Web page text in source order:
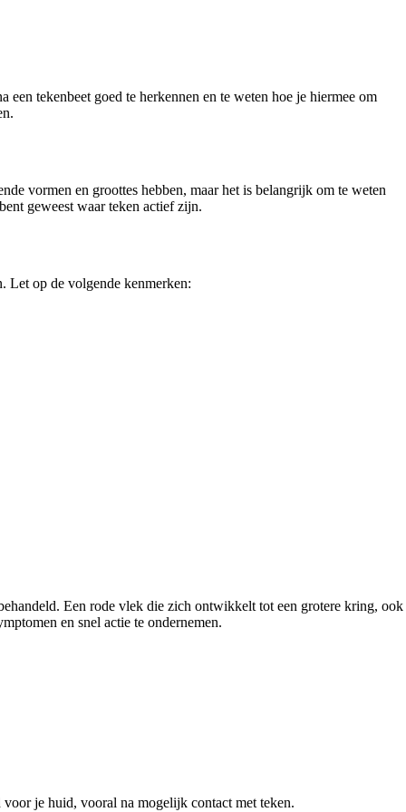
tekenbeet goed te herkennen en te weten hoe je hiermee om
vormen en groottes hebben, maar het is belangrijk om te weten
geweest waar teken actief zijn.
Let op de volgende kenmerken:
Een rode vlek die zich ontwikkelt tot een grotere kring, ook
en snel actie te ondernemen.
je huid, vooral na mogelijk contact met teken.